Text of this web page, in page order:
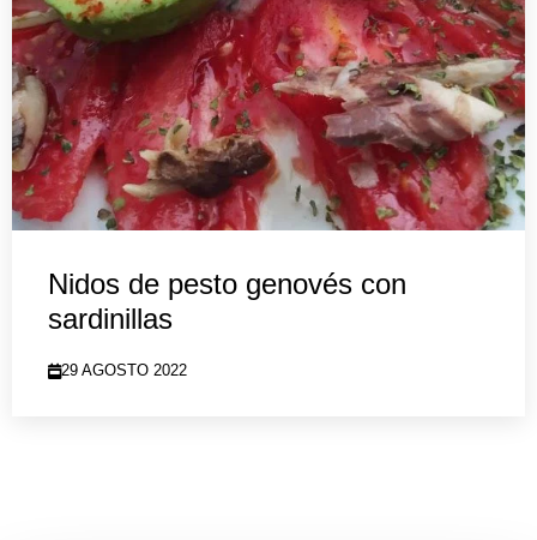
Nidos de pesto genovés con
sardinillas
29 AGOSTO 2022